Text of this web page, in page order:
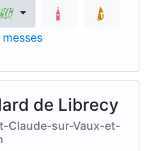
de Librecy
Claude-sur-Vaux-et-